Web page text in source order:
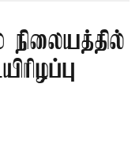
நிலையத்தில்